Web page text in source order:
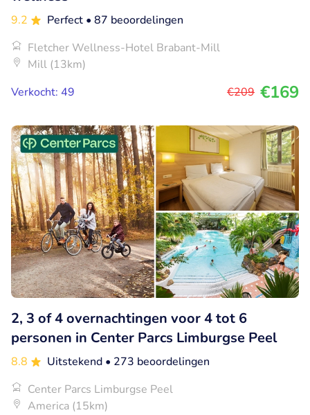
9.2 Perfect • 87 beoordelingen
Fletcher Wellness-Hotel Brabant-Mill
Mill (13km)
Verkocht: 49
€209 €169
2, 3 of 4 overnachtingen voor 4 tot 6
personen in Center Parcs Limburgse Peel
8.8 Uitstekend • 273 beoordelingen
Center Parcs Limburgse Peel
America (15km)